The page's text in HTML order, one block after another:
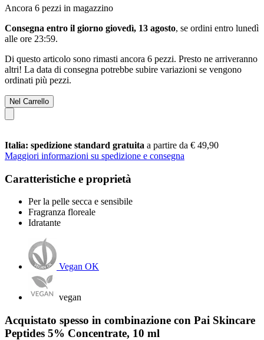
Ancora 6 pezzi in magazzino
Consegna entro il giorno giovedì, 13 agosto, se ordini entro lunedì
alle ore 23:59.
Di questo articolo sono rimasti ancora 6 pezzi. Presto ne arriveranno
altri! La data di consegna potrebbe subire variazioni se vengono
ordinati più pezzi.
Nel Carrello
Italia: spedizione standard gratuita a partire da € 49,90
Maggiori informazioni su spedizione e consegna
Caratteristiche e proprietà
Per la pelle secca e sensibile
Fragranza floreale
Idratante
Vegan OK
vegan
Acquistato spesso in combinazione con Pai Skincare
Peptides 5% Concentrate, 10 ml